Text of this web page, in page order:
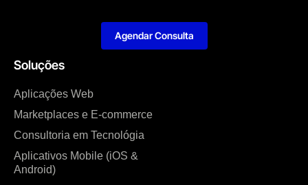
Soluções
Aplicações Web
Marketplaces e E-commerce
Consultoria em Tecnológia
Aplicativos Mobile (iOS &
Android)
Agendar Consulta